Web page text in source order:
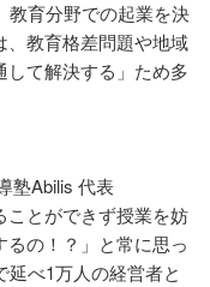
教育分野での起業を決
、教育格差問題や地域
て解決する」ため多
塾Abilis 代表
ことができず授業を妨
の！？」と常に思っ
べ1万人の経営者と